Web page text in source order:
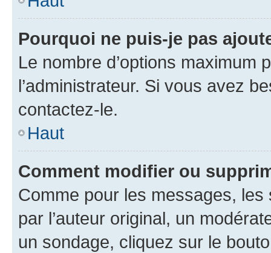
Pourquoi ne puis-je pas
Le nombre d’options maximum
l’administrateur. Si vous avez
contactez-le.
Haut
Comment modifier ou
Comme pour les messages,
par l’auteur original, un
un sondage, cliquez sur le